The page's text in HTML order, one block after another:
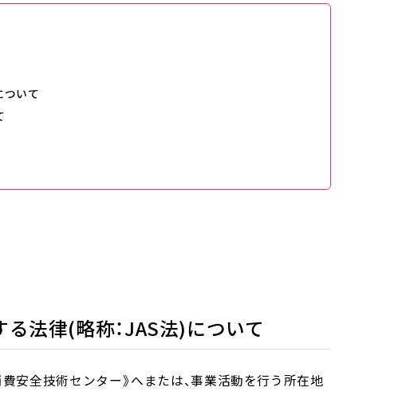
ついて
法律(略称：JAS法)について
安全技術センター》へまたは、事業活動を行う所在地